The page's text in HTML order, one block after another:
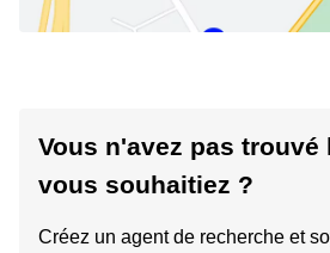
Vous n'avez pas trouvé
vous souhaitiez ?
Créez un agent de recherche et